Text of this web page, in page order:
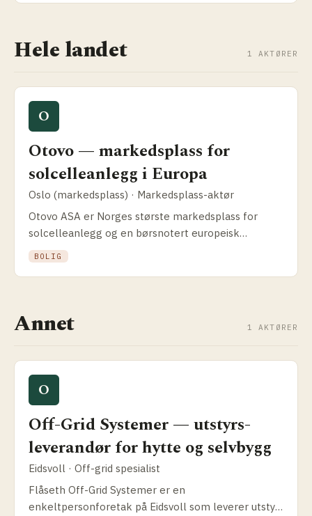
Hele landet 1 AKTØRER
O
Otovo — markedsplass for
solcelleanlegg i Europa
Oslo (markedsplass) · Markedsplass-aktør
Otovo ASA er Norges største markedsplass for
solcelleanlegg og en børsnotert europeisk
solenergiaktør. Slik fungerer modellen, hvilke
garantier du faktisk får, og når Otovo passer bedre
BOLIG
Annet 1 AKTØRER
O
Off-Grid Systemer — utstyrs­
leverandør for hytte og selvbygg
Eidsvoll · Off-grid spesialist
Flåseth Off-Grid Systemer er en
enkeltpersonforetak på Eidsvoll som leverer utstyr